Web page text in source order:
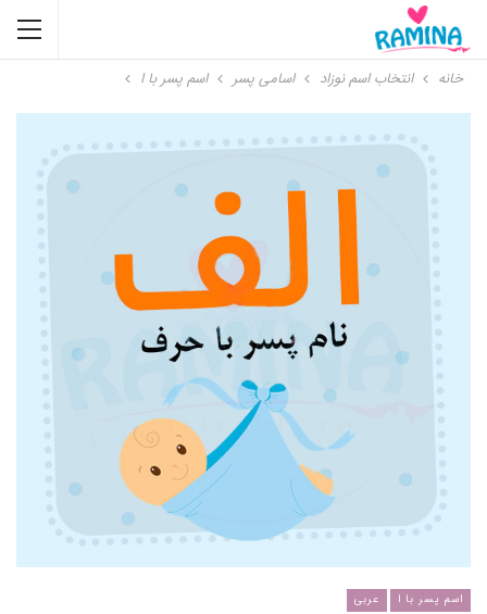
خانه انتخاب اسم نوزاد اسامی پسر اسم پسر با ا
اسم پسر با ا عربی